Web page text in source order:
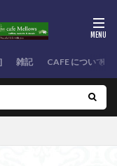
雑記 CAFE について